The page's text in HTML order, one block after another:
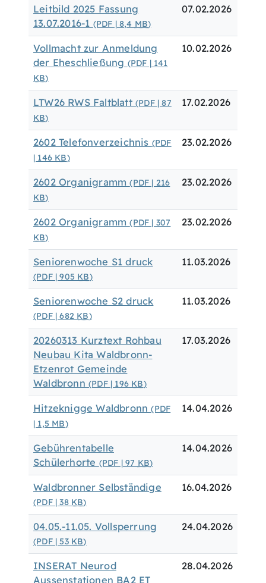
Leitbild 2025 Fassung
13.07.2016-1 (PDF | 8,4 MB)
07.02.2026
Vollmacht zur Anmeldung
der Eheschließung (PDF | 141
KB)
10.02.2026
LTW26 RWS Faltblatt (PDF | 87
KB)
17.02.2026
2602 Telefonverzeichnis (PDF
| 146 KB)
23.02.2026
2602 Organigramm(PDF | 216
KB)
23.02.2026
2602 Organigramm(PDF | 307
KB)
23.02.2026
Seniorenwoche S1 druck
(PDF | 905 KB)
11.03.2026
Seniorenwoche S2 druck
(PDF | 682 KB)
11.03.2026
20260313 Kurztext Rohbau
Neubau Kita Waldbronn-
Etzenrot Gemeinde
Waldbronn (PDF | 196 KB)
17.03.2026
Hitzeknigge Waldbronn(PDF
| 1,5 MB)
14.04.2026
Gebührentabelle
Schülerhorte (PDF | 97 KB)
14.04.2026
Waldbronner Selbständige
(PDF | 38 KB)
16.04.2026
04.05.-11.05. Vollsperrung
(PDF | 53 KB)
24.04.2026
INSERAT Neurod
Aussenstationen BA2 ET
28.04.2026